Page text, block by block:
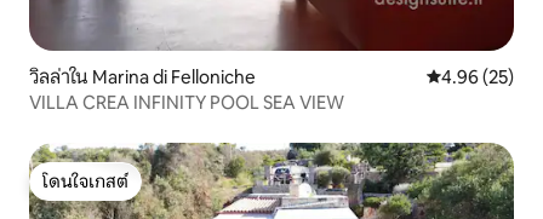
วิลล่าใน Marina di Felloniche คะแนนเฉลี่ย
4.96 (25)
VILLA CREA INFINITY POOL SEA VIEW
โดนใจเกสต์
โดนใจเกสต์